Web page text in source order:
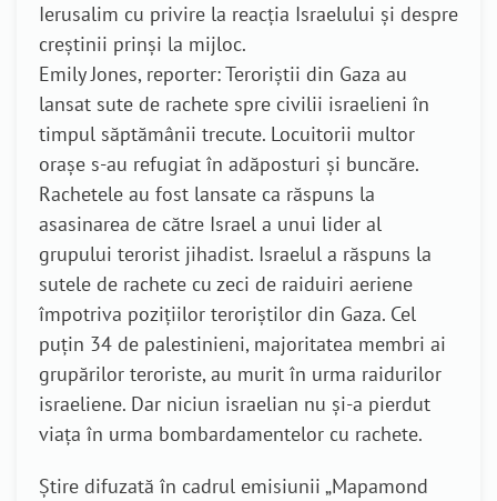
Ierusalim cu privire la reacția Israelului și despre
creștinii prinși la mijloc.
Emily Jones, reporter: Teroriștii din Gaza au
lansat sute de rachete spre civilii israelieni în
timpul săptămânii trecute. Locuitorii multor
orașe s-au refugiat în adăposturi și buncăre.
Rachetele au fost lansate ca răspuns la
asasinarea de către Israel a unui lider al
grupului terorist jihadist. Israelul a răspuns la
sutele de rachete cu zeci de raiduiri aeriene
împotriva pozițiilor teroriștilor din Gaza. Cel
puțin 34 de palestinieni, majoritatea membri ai
grupărilor teroriste, au murit în urma raidurilor
israeliene. Dar niciun israelian nu și-a pierdut
viața în urma bombardamentelor cu rachete.
Știre difuzată în cadrul emisiunii „Mapamond